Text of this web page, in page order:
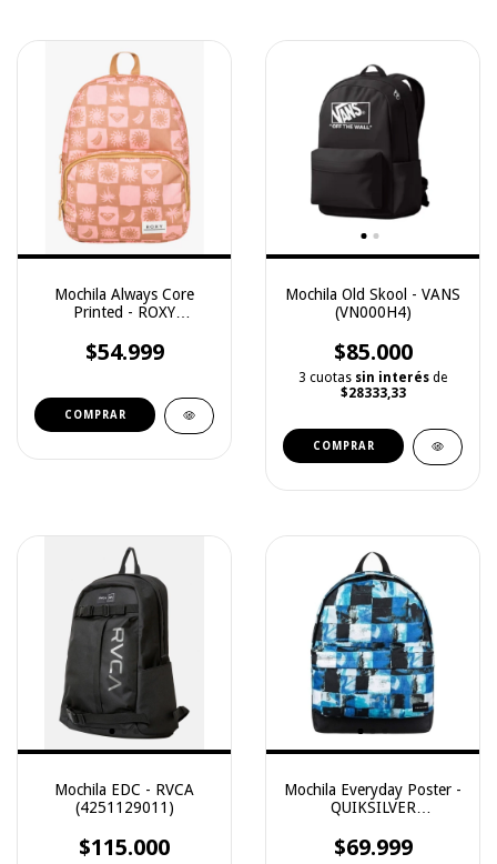
Mochila Always Core
Printed - ROXY
$54.999
COMPRAR
Mochila Old Skool - VANS
(VN000H4)
$85.000
3 cuotas sin interés de
$28333,33
COMPRAR
Mochila EDC - RVCA
(4251129011)
$115.000
Mochila Everyday Poster -
QUIKSILVER
$69.999